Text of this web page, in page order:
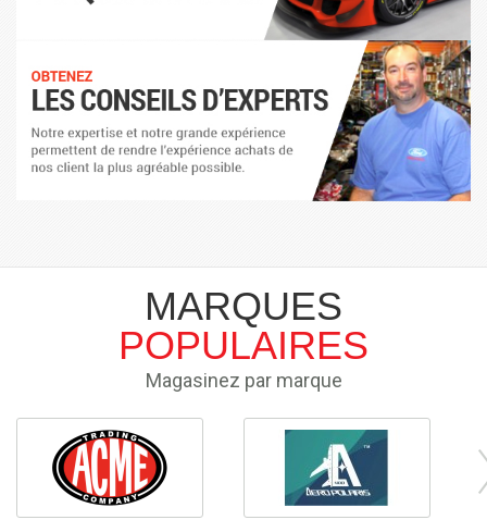
MARQUES
POPULAIRES
Magasinez par marque